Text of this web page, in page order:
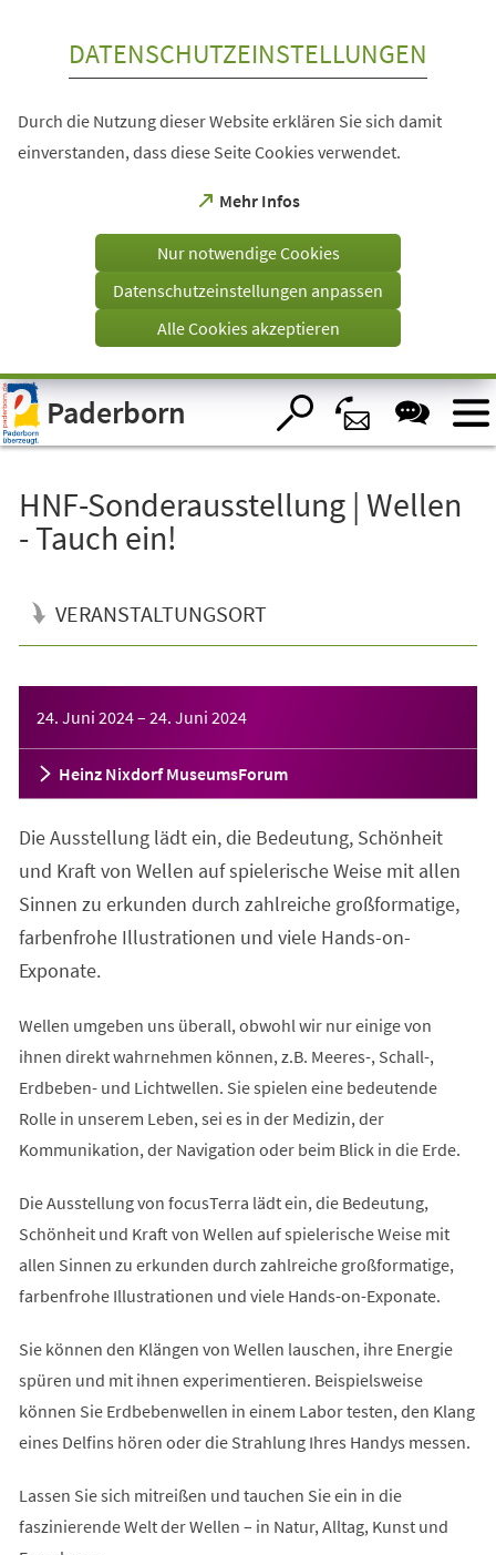
Visuelle
Assistenzsoftware
öffnen.
DATENSCHUTZEINSTELLUNGEN
Durch die Nutzung dieser Website erklären Sie sich damit
einverstanden, dass diese Seite Cookies verwendet.
Mehr Infos
(Öffnet
einem
Tab)
Nur notwendige Cookies
Datenschutzeinstellungen anpassen
Alle Cookies akzeptieren
Paderborn
HNF-Sonderausstellung | Wellen
- Tauch ein!
VERANSTALTUNGSORT
24. Juni 2024– 24. Juni 2024
Heinz Nixdorf MuseumsForum
Die Ausstellung lädt ein, die Bedeutung, Schönheit
und Kraft von Wellen auf spielerische Weise mit allen
Sinnen zu erkunden durch zahlreiche großformatige,
farbenfrohe Illustrationen und viele Hands-on-
Exponate.
Wellen umgeben uns überall, obwohl wir nur einige von
ihnen direkt wahrnehmen können, z.B. Meeres-, Schall-,
Erdbeben- und Lichtwellen. Sie spielen eine bedeutende
Rolle in unserem Leben, sei es in der Medizin, der
Kommunikation, der Navigation oder beim Blick in die Erde.
Die Ausstellung von focusTerra lädt ein, die Bedeutung,
Schönheit und Kraft von Wellen auf spielerische Weise mit
allen Sinnen zu erkunden durch zahlreiche großformatige,
farbenfrohe Illustrationen und viele Hands-on-Exponate.
Sie können den Klängen von Wellen lauschen, ihre Energie
spüren und mit ihnen experimentieren. Beispielsweise
können Sie Erdbebenwellen in einem Labor testen, den Klang
eines Delfins hören oder die Strahlung Ihres Handys messen.
Lassen Sie sich mitreißen und tauchen Sie ein in die
faszinierende Welt der Wellen – in Natur, Alltag, Kunst und